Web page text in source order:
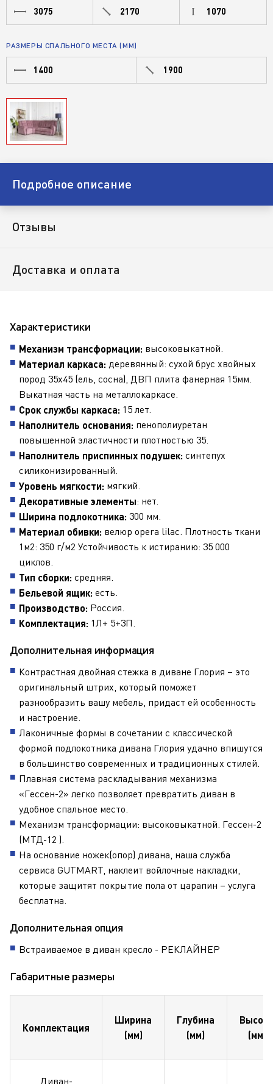
3075 2170 1070
РАЗМЕРЫ СПАЛЬНОГО МЕСТА (ММ)
1400 1900
Подробное описание
Отзывы
Доставка и оплата
Характеристики
Механизм трансформации: высоковыкатной.
Материал каркаса: деревянный: сухой брус хвойных
пород 35х45 (ель, сосна), ДВП плита фанерная 15мм.
Выкатная часть на металлокаркасе.
Срок службы каркаса: 15 лет.
Наполнитель основания: пенополиуретан
повышенной эластичности плотностью 35.
Наполнитель приспинных подушек: синтепух
силиконизированный.
Уровень мягкости: мягкий.
Декоративные элементы: нет.
Ширина подлокотника: 300 мм.
Материал обивки: велюр opera lilac. Плотность ткани
1м2: 350 г/м2 Устойчивость к истиранию: 35 000
циклов.
Тип сборки: средняя.
Бельевой ящик: есть.
Производство: Россия.
Комплектация: 1Л+ 5+3П.
Дополнительная информация
Контрастная двойная стежка в диване Глория – это
оригинальный штрих, который поможет
разнообразить вашу мебель, придаст ей особенность
и настроение.
Лаконичные формы в сочетании с классической
формой подлокотника дивана Глория удачно впишутся
в большинство современных и традиционных стилей.
Плавная система раскладывания механизма
«Гессен-2» легко позволяет превратить диван в
удобное спальное место.
Механизм трансформации: высоковыкатной. Гессен-2
(МТД-12 ).
На основание ножек(опор) дивана, наша служба
сервиса GUTMART, наклеит войлочные накладки,
которые защитят покрытие пола от царапин – услуга
бесплатна.
Дополнительная опция
Встраиваемое в диван кресло - РЕКЛАЙНЕР
Габаритные размеры
Комплектация
Ширина
(мм)
Глубина
(мм)
(мм)
Диван-